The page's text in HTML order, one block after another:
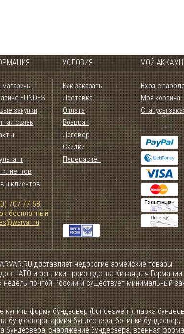
УСЛОВИЯ МОЙ
BUNDES
закупки
связь
клиентов
клиентов
707-77-68
бесплатный
Как заказать
Доставка
Оплата
Возврат
Договор
Скидки
Перерасчёт
Вход с
Моя корзина
Статусы
доставляет недорогие армейские товары
НАТО и реплики производства Китая для
недель почтой России и существует минимальный
форму бундесвер (bundeswehr): парка
бундесвера, армия бундесвера, ботинки бундесвер,
бундесвера, снаряжение бундесвера, военная форма